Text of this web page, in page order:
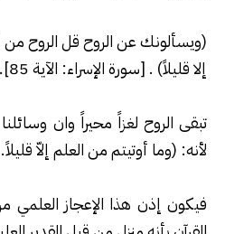
(ويسألونك عن الروح قل الروح من
إلا قليلاً) . [سورة الإسراء: الآية 85
].
تبقى الروح لغزاً محيراً وان
لأنه: (وما أوتيتم من العلم إلاّ قليلاً
فيكون إذن هذا الإعجاز العلمي